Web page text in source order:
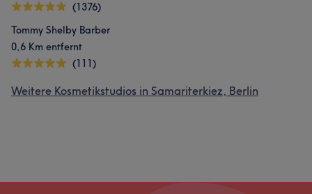
(1376)
Tommy Shelby Barber
0,6 Km entfernt
(111)
Weitere Kosmetikstudios in Samariterkiez, Berlin